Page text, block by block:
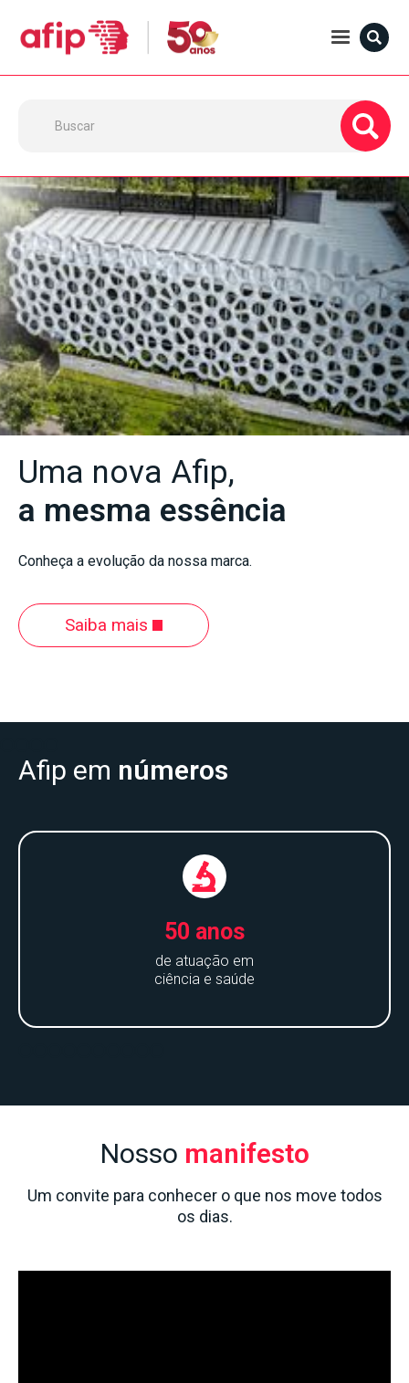
Uma nova Afip,
a mesma essência
Conheça a evolução da nossa marca.
Saiba mais
Afip em números
50 anos
de atuação em
ciência e saúde
Nosso manifesto
Um convite para conhecer o que nos move todos
os dias.